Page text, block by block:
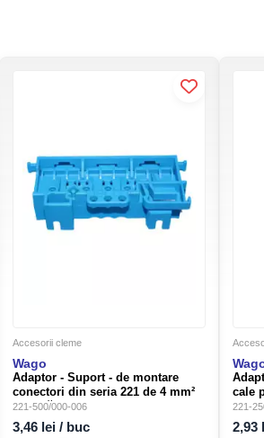
Accesorii cleme
Wago
Adaptor - Suport - de montare
conectori din seria 221 de 4 mm²
pe șină DIN (nul) albastru - Wago
221-500/000-006
221-500/000-006
3,46 lei / buc
cale
linie
221-
2,93